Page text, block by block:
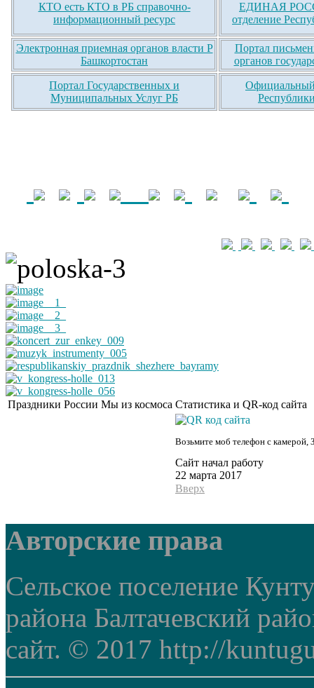
КТО есть КТО в РБ справочно-
информационный ресурс
ЕДИНАЯ
отделение
Электронная приемная органов власти Р
Башкортостан
Портал
органов
Портал Государственных и
Муниципальных Услуг РБ
Официальный
Праздники России Мы из космоса Статистика и QR-код сайта
Возьмите моб телефон с камерой,
Сайт начал работу
22 марта 2017
Вверх
Авторские права
Сельское поселение
района Балтачевский
сайт. © 2017 http://